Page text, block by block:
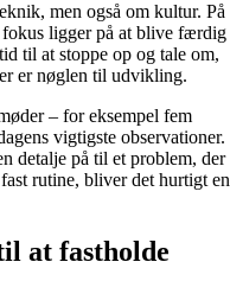
men også om kultur. På
fokus ligger på at blive færdig
til at stoppe op og tale om,
er nøglen til udvikling.
– for eksempel fem
vigtigste observationer.
detalje på til et problem, der
rutine, bliver det hurtigt en
at fastholde